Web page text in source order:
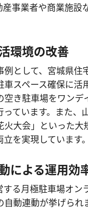
事業者や商業施
環境の改善
として、宮城県
スペース確保に
き駐車場をワン
ています。また
大会」といった大
を実現しています。
による運用効
る月極駐車場オ
動連動が挙げられ